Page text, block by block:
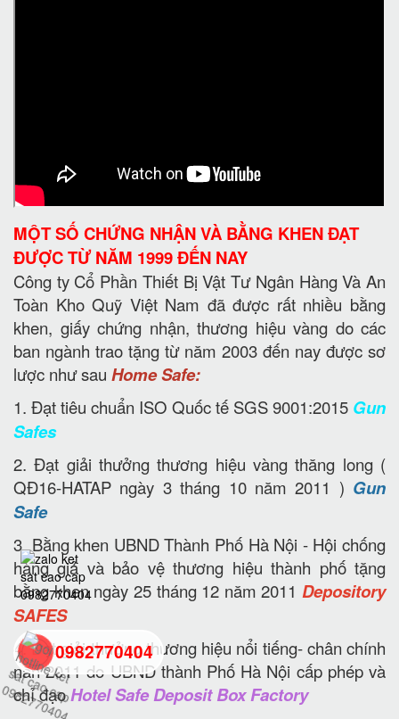
MỘT SỐ CHỨNG NHẬN VÀ BẰNG KHEN ĐẠT
ĐƯỢC TỪ NĂM 1999 ĐẾN NAY
Công ty Cổ Phần Thiết Bị Vật Tư Ngân Hàng Và An
Toàn Kho Quỹ Việt Nam đã được rất nhiều bằng
khen, giấy chứng nhận, thương hiệu vàng do các
ban ngành trao tặng từ năm 2003 đến nay được sơ
lược như sau Home Safe:
1. Đạt tiêu chuẩn ISO Quốc tế SGS 9001:2015 Gun
Safes
2. Đạt giải thưởng thương hiệu vàng thăng long (
QĐ16-HATAP ngày 3 tháng 10 năm 2011 ) Gun
Safe
3. Bằng khen UBND Thành Phố Hà Nội - Hội chống
hàng giả và bảo vệ thương hiệu thành phố tặng
bằng khen ngày 25 tháng 12 năm 2011 Depository
SAFES
4. Đạt giải thưởng thương hiệu nổi tiếng- chân chính
năn 2011 do UBND thành Phố Hà Nội cấp phép và
chỉ đạoHotel Safe Deposit Box Factory
0982770404